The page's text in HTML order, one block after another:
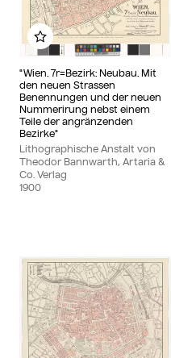
"Wien. 7r=Bezirk: Neubau. Mit
den neuen Strassen
Benennungen und der neuen
Nummerirung nebst einem
Teile der angränzenden
Bezirke"
Lithographische Anstalt von
Theodor Bannwarth, Artaria &
Co. Verlag
1900
Zu meinem Album